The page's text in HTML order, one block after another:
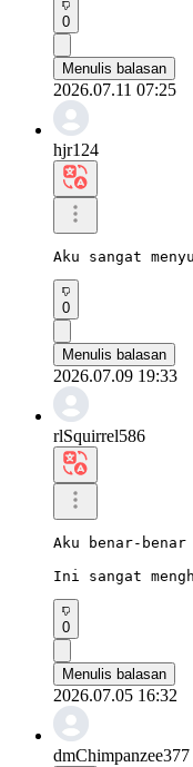
0
Menulis balasan
2026.07.11 07:25
hjr124
Aku sangat
0
Menulis balasan
2026.07.09 19:33
rlSquirrel586
Aku benar-
Ini sangat
0
Menulis balasan
2026.07.05 16:32
dmChimpanzee377